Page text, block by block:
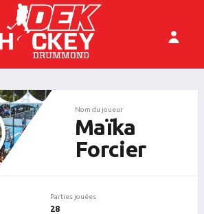
Nom du joueur
Maïka
Forcier
Parties jouées
28